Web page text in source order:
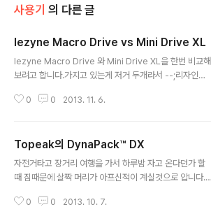
사용기 의 다른 글
lezyne Macro Drive vs Mini Drive XL
lezyne Macro Drive 와 Mini Drive XL을 한번 비교해
보려고 합니다.가지고 있는게 저거 두개라서 --;리자인이
다.펌프가 정말 이뻐요 --; Macro Drive무게: 93g / 사
다. 일반적인게 200 lumens정도되는 밝기 입니다. (201
3년 7월 이후제품은 350 lumens까지 지원된다네요.)인
터넷에 파는 1200 lumens 짜리보다 휠씬 밝습니다. 주변
(뒤에 뚜껑이 살짝 열렸네요 --;)뚜껑에는 고무링처리가 되
0 0 2013. 11. 6.
Topeak의 DynaPack™ DX
자전거타고 장거리 여행을 가서 하루밤 자고 온다던가 할
때 짐때문에 살짝 머리가 아프신적이 계실것으로 압니다.
0 0 2013. 10. 7.